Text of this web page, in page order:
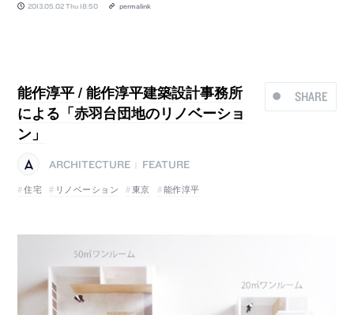
2013.05.02 Thu 18:50 permalink
SHARE
能作淳平 / 能作淳平建築設計事務所
による「赤羽台団地のリノベーショ
ン」
ARCHITECTURE
FEATURE
住宅
リノベーション 東京 能作淳平